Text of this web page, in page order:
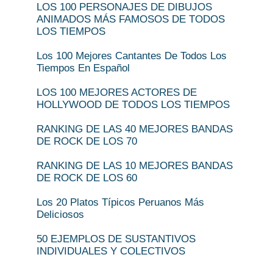
LOS 100 PERSONAJES DE DIBUJOS
ANIMADOS MÁS FAMOSOS DE TODOS
LOS TIEMPOS
Los 100 Mejores Cantantes De Todos Los
Tiempos En Español
LOS 100 MEJORES ACTORES DE
HOLLYWOOD DE TODOS LOS TIEMPOS
RANKING DE LAS 40 MEJORES BANDAS
DE ROCK DE LOS 70
RANKING DE LAS 10 MEJORES BANDAS
DE ROCK DE LOS 60
Los 20 Platos Típicos Peruanos Más
Deliciosos
50 EJEMPLOS DE SUSTANTIVOS
INDIVIDUALES Y COLECTIVOS